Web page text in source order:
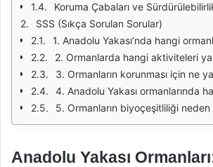
Koruma Çabaları ve
SSS (Sıkça Sorulan Sorular)
1. Anadolu Yakası’nda hangi
2. Ormanlarda hangi aktiviteleri
3. Ormanların korunması için ne
4. Anadolu Yakası ormanlarında
5. Ormanların biyoçeşitliliği
Anadolu Yakası